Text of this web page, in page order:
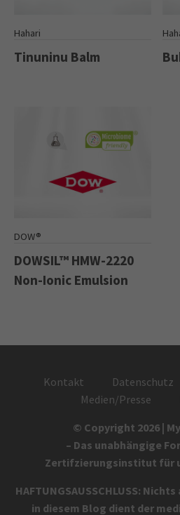
Hahari
Tinuninu Balm
DOW®
DOWSIL™ HMW-2220
Non-Ionic Emulsion
Kontakt Datenschutz
Medien/Presse
© Copyright 2026 |
– Das unabhängige
Zertifzierungsinstitut für
HAFTUNGSAUSSCHLUSS:
in diesem Blog dient der